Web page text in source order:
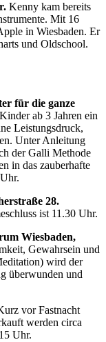
Kenny kam bereits
Mit 16
in Wiesbaden. Er
und Oldschool.
für die ganze
ab 3 Jahren ein
Leistungsdruck,
Unter Anleitung
der Galli Methode
in das zauberhafte
28.
ist 11.30 Uhr.
Wiesbaden,
Gewahrsein und
wird der
überwunden und
vor Fastnacht
werden circa
Uhr.